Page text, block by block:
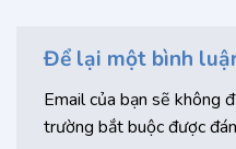
Để lại một bình
Email của bạn sẽ không
trường bắt buộc được